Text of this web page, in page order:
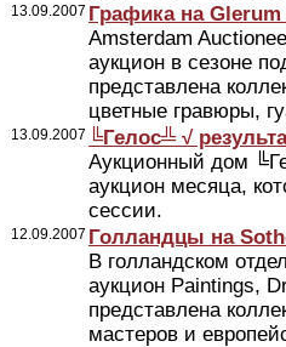
13.09.2007 Графика на Glerum
Amsterdam
аукцион в сезоне
представлена
цветные гравюры,
13.09.2007 ╚Гелос╩ √
Аукционный дом
аукцион месяца,
сессии.
12.09.2007 Голландцы на
В голландском
аукцион Paintings,
представлена
мастеров и